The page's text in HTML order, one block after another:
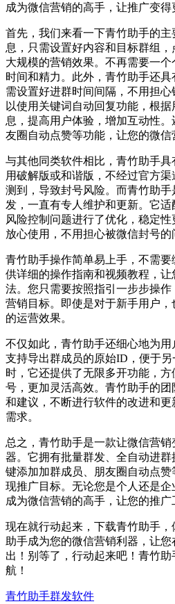
成为微信营销的高手，让推广变得
首先，我们来看一下青竹助手的
息，只需设置好内容和目标群组
大规模的营销效果。不再需要一
时间和精力。此外，青竹助手还
需设置好进群时间间隔，不用担
以使用关键词自动回复功能，根
息，提高用户体验，增加互动性
友圈自动点赞等功能，让您的微信
与其他同类软件相比，青竹助手
用破解版或和谐版，不经过官方
测到，导致封号风险。而青竹助
发，一直有专人维护和更新。它
风险控制问题进行了优化，稳定
放心使用，不用担心被微信封号的
青竹助手操作简单易上手，不需
供详细的操作指南和视频教程，
法。您只需要按照指引一步步操
营销目标。即使是对于新手用户
的运营效果。
不仅如此，青竹助手还细心地为
支持导出群成员的原始ID，便于
时，它还提供了无限多开功能，
号，更加灵活高效。青竹助手的
和建议，不断进行软件的改进和
需求。
总之，青竹助手是一款让微信营销
器。它拥有批量群发、全自动进
键添加加群成员、朋友圈自动点
现推广目标。无论您是个人还是
成为微信营销的高手，让您的推广
现在就行动起来，下载青竹助手
助手成为您的微信营销利器，让
出！别等了，行动起来吧！青竹
航！
青竹助手群发软件